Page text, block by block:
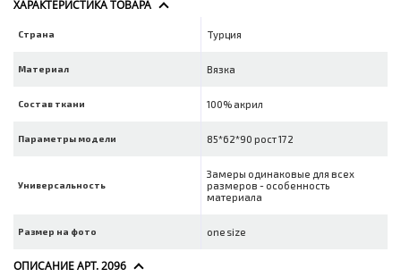
ХАРАКТЕРИСТИКА ТОВАРА
Страна Турция
Материал Вязка
Состав ткани 100% акрил
Параметры модели 85*62*90 рост 172
Универсальность
Замеры одинаковые для всех
размеров - особенность
материала
Размер на фото one size
ОПИСАНИЕ АРТ. 2096